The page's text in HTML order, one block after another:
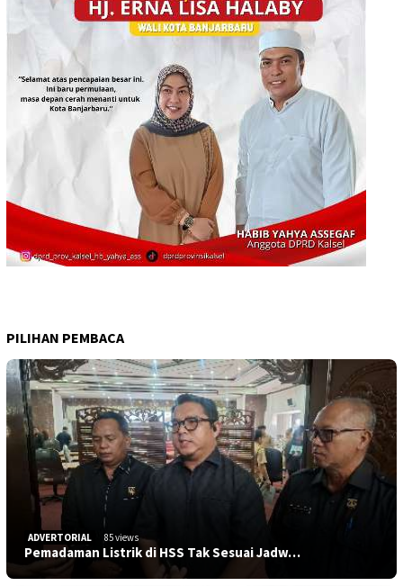
PILIHAN PEMBACA
ADVERTORIAL 85 views
Pemadaman Listrik di HSS Tak Sesuai Jadw…